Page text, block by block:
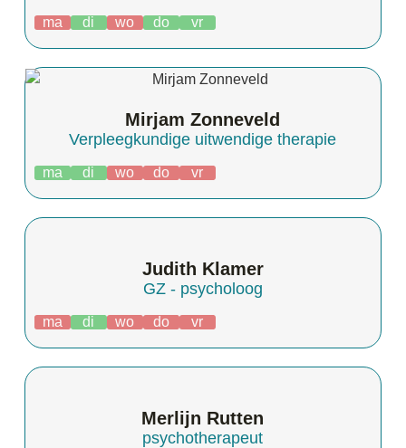
ma di wo do vr
Mirjam Zonneveld
Verpleegkundige uitwendige therapie
ma di wo do vr
Judith Klamer
GZ - psycholoog
ma di wo do vr
Merlijn Rutten
psychotherapeut